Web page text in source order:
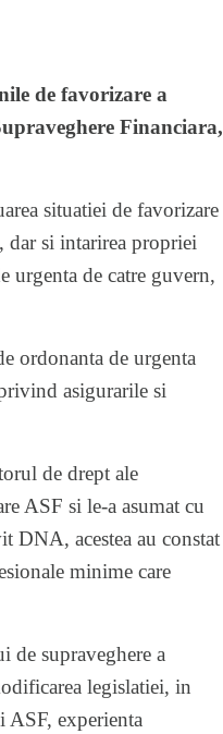
de favorizare a
Financiara,
situatiei de favorizare
dar si intarirea propriei
urgenta de catre guvern,
ordonanta de urgenta
asigurarile si
de drept ale
ASF si le-a asumat cu
DNA, acestea au constat
minime care
de supraveghere a
legislatiei, in
experienta